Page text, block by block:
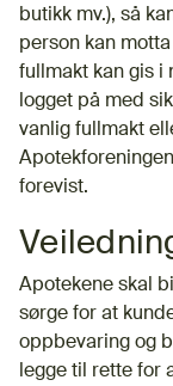
butikk mv.), så
person kan
fullmakt kan gis i
logget på med
vanlig fullmakt
forevist.
Apotekene skal
sørge for at
oppbevaring og
legge til rette for